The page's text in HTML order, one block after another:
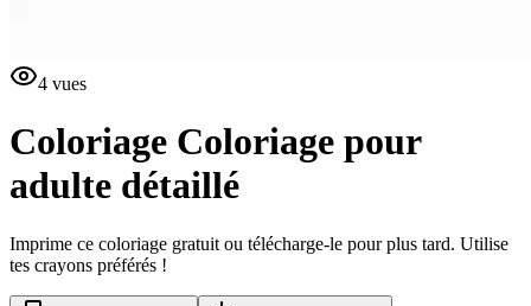
4 vues
Coloriage Coloriage pour
adulte détaillé
Imprime ce coloriage gratuit ou télécharge-le pour plus tard. Utilise
tes crayons préférés !